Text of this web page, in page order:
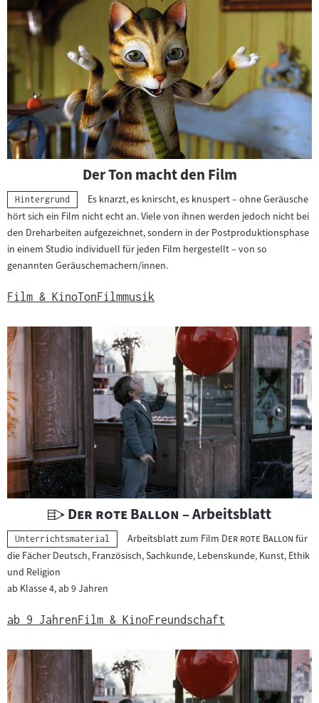
Der Ton macht den Film
Kategorie:
Hintergrund
Es knarzt, es knirscht, es knuspert – ohne Geräusche
hört sich ein Film nicht echt an. Viele von ihnen werden jedoch nicht bei
den Dreharbeiten aufgezeichnet, sondern in der Postproduktionsphase
in einem Studio individuell für jeden Film hergestellt – von so
genannten Geräuschemachern/innen.
Film & KinoTonFilmmusik
U
n
t
r
i
h
t
"
Der rote Ballon "
– Arbeitsblatt
Kategorie:
Unterrichtsmaterial Arbeitsblatt zum Film "Der rote Ballon "für
die Fächer Deutsch, Französisch, Sachkunde, Lebenskunde, Kunst, Ethik
und Religion
ab Klasse 4, ab 9 Jahren
ab 9 JahrenFilm & KinoFreundschaft